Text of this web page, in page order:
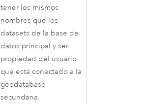
tener los mismos
nombres que los
datasets de la base de
datos principal y ser
propiedad del usuario
que está conectado a la
geodatabase
secundaria.